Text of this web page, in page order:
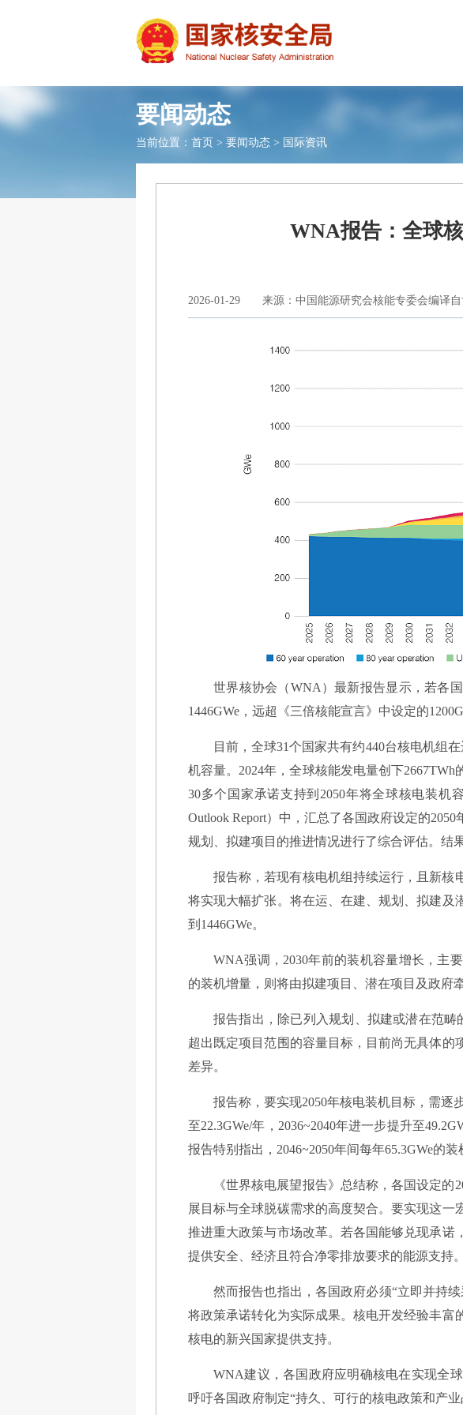
要闻动态
当前位置： 首页 > 要闻动态 > 国际资讯
WNA报告：全球
2026-01-29 来源：中国能源研究会核能专委会编译自
世界核协会（WNA）最新报告显示，若各
1446GWe，远超《三倍核能宣言》中设定的
目前，全球31个国家共有约440台核电机组
机容量。2024年，全球核能发电量创下
30多个国家承诺支持到2050年将全球核电装机
Outlook Report）中，汇总了各国政府设定的
规划、拟建项目的推进情况进行了综合评估。结
报告称，若现有核电机组持续运行，且新核
将实现大幅扩张。将在运、在建、规划、拟建及
到1446GWe。
WNA强调，2030年前的装机容量增长，主
的装机增量，则将由拟建项目、潜在项目及政府
报告指出，除已列入规划、拟建或潜在范畴
超出既定项目范围的容量目标，目前尚无具体
差异。
报告称，要实现2050年核电装机目标，需逐
至22.3GWe/年，2036~2040年进一步提升至
报告特别指出，2046~2050年间每年65.3GWe的
《世界核电展望报告》总结称，各国设定
展目标与全球脱碳需求的高度契合。要实现这
推进重大政策与市场改革。若各国能够兑现承
提供安全、经济且符合净零排放要求的能源支持。
然而报告也指出，各国政府必须“立即并持
将政策承诺转化为实际成果。核电开发经验丰
核电的新兴国家提供支持。
WNA建议，各国政府应明确核电在实现全
呼吁各国政府制定“持久、可行的核电政策和产